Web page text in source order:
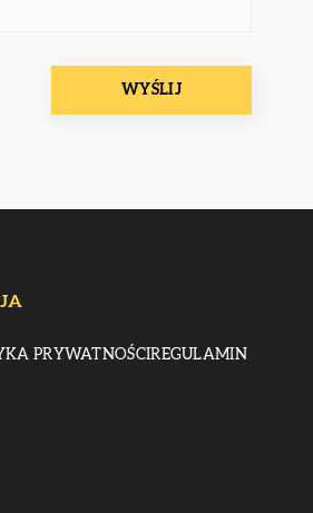
PRYWATNOŚCIREGULAMIN